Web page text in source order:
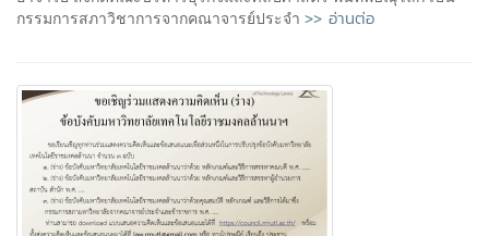
กรรมการสภาวิชาการจากคณาจารย์ประจำ >> อ่านต่อ